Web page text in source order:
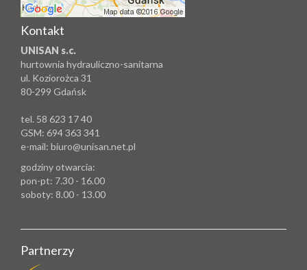
Kontakt
UNISAN s.c.
hurtownia hydrauliczno-sanitarna
ul. Koziorożca 31
80-299 Gdańsk
tel. 58 623 17 40
GSM: 694 363 341
e-mail: biuro@unisan.net.pl
godziny otwarcia:
pon-pt: 7.30 - 16.00
soboty: 8.00 - 13.00
Partnerzy